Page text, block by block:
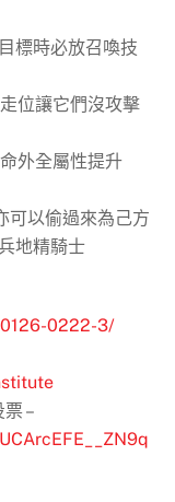
標時必放召喚技
位讓它們沒攻擊
外全屬性提升
可以偷過來為己方
地精騎士
0222-3/
–